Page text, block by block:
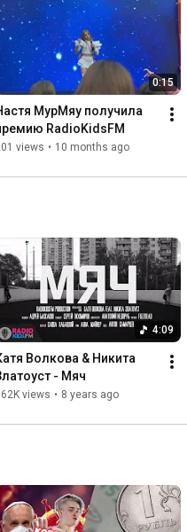
0:15
МурМяу получила
RadioKidsFM
views • 10 months ago
4:09
Волкова & Никита
- Мяч
views • 8 years ago